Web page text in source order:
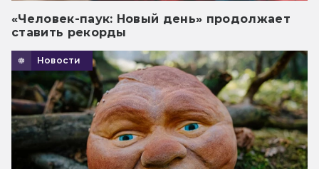
«Человек-паук: Новый день» продолжает
ставить рекорды
Новости